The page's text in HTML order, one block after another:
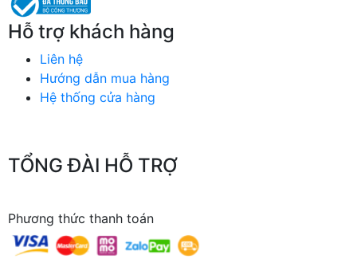
Hỗ trợ khách hàng
Liên hệ
Hướng dẫn mua hàng
Hệ thống cửa hàng
TỔNG ĐÀI HỖ TRỢ
Phương thức thanh toán